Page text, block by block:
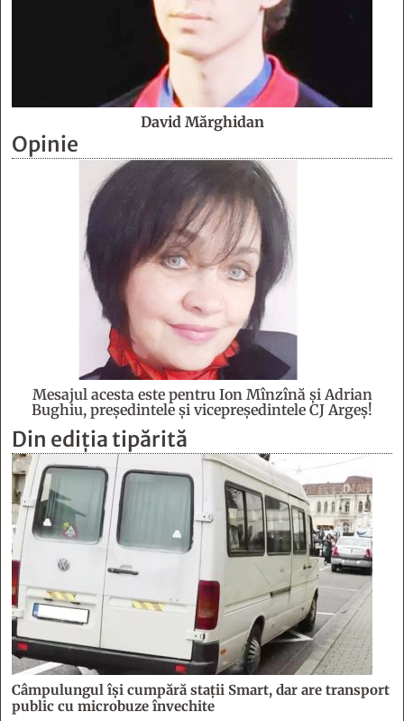
David Mărghidan
Opinie
Mesajul acesta este pentru Ion Mînzînă şi Adrian
Bughiu, preşedintele şi vicepreşedintele CJ Argeş!
Din ediția tipărită
Câmpulungul îşi cumpără staţii Smart, dar are transport
public cu microbuze învechite